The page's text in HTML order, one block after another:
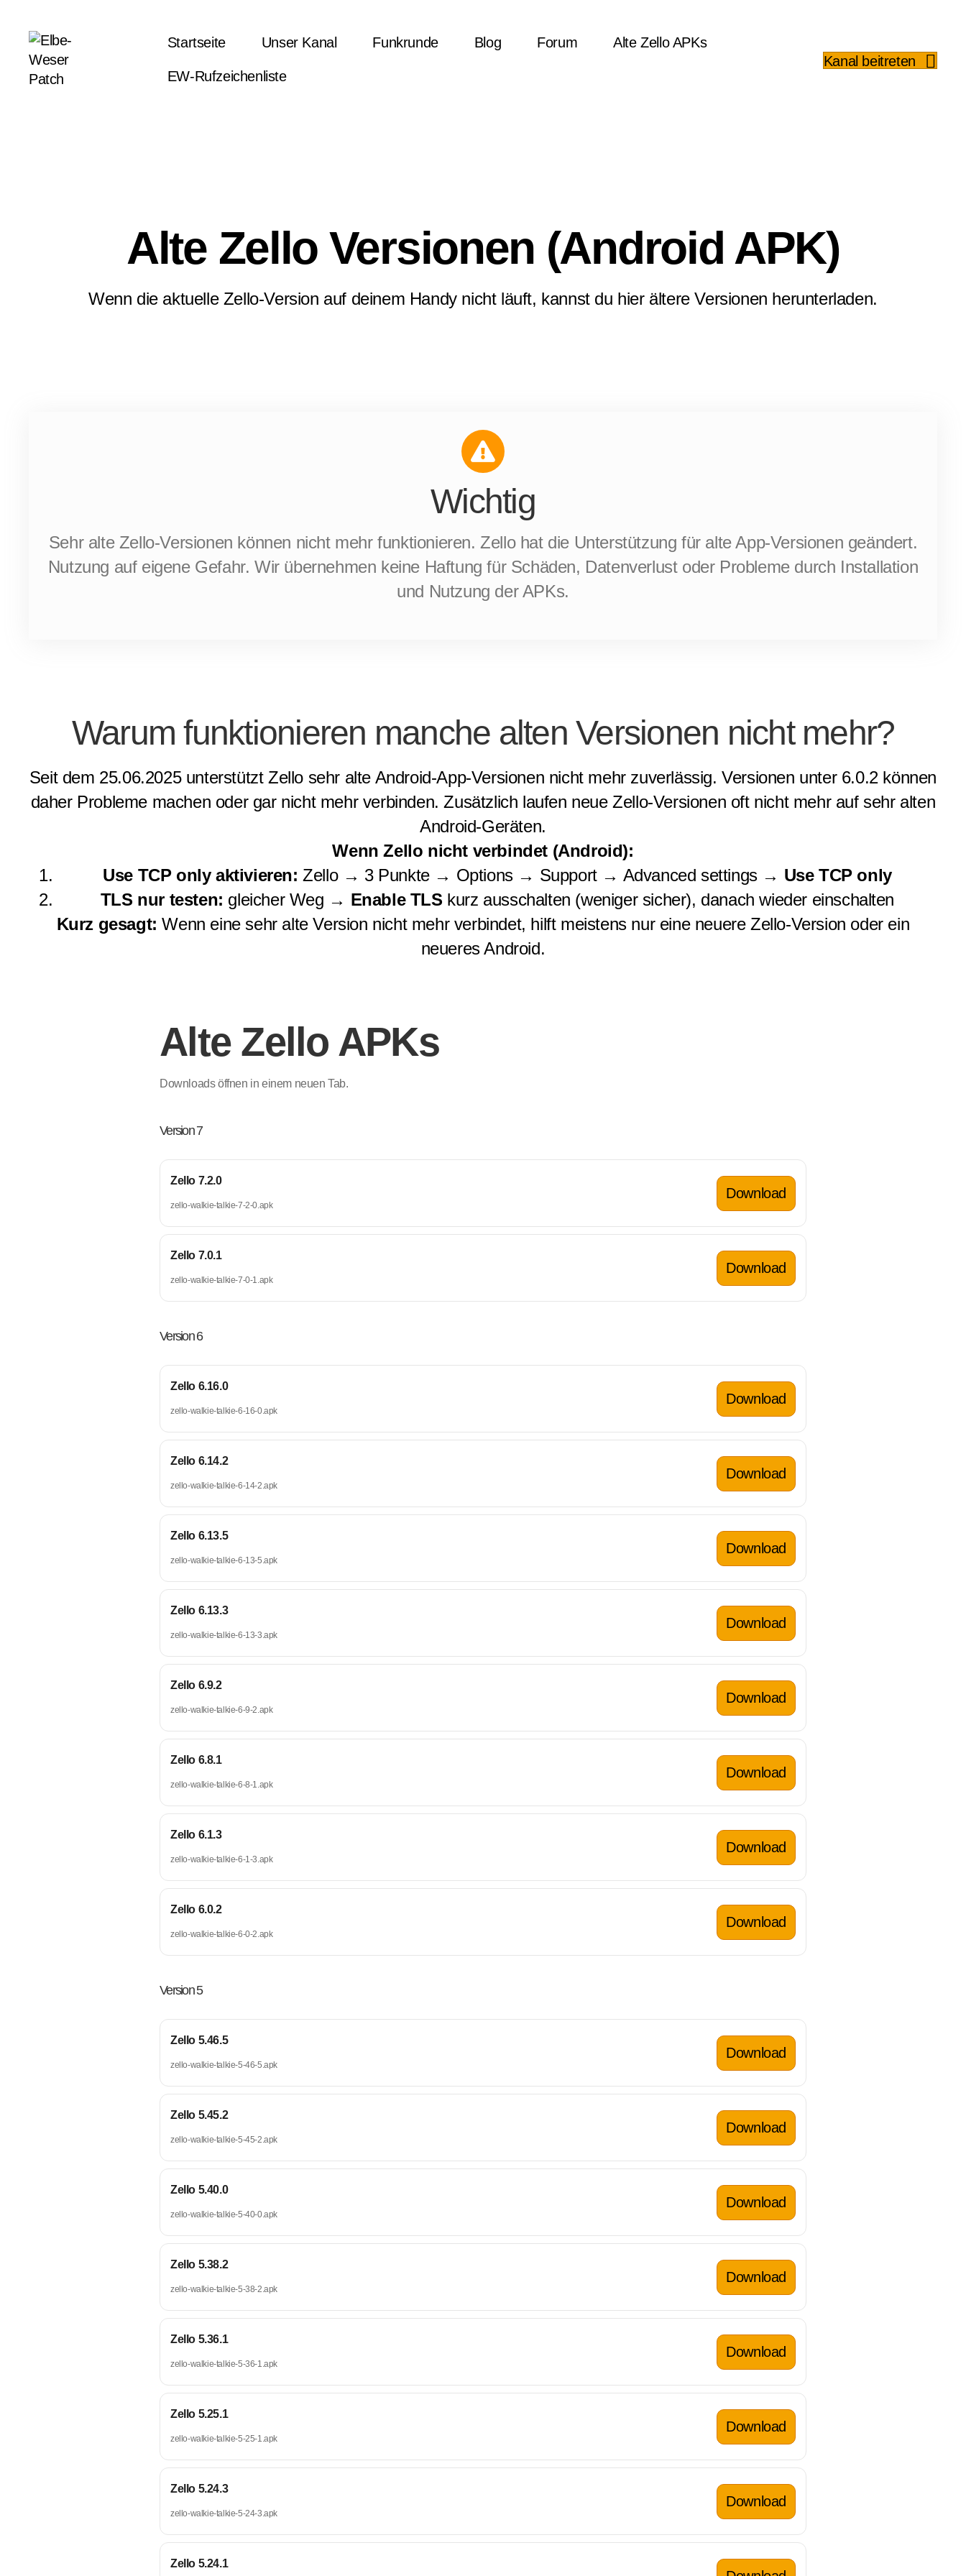
Startseite Unser Kanal Funkrunde Blog Forum Alte Zello APKs
EW-Rufzeichenliste
Kanal beitreten
Alte Zello Versionen (Android APK)
Wenn die aktuelle Zello-Version auf deinem Handy nicht läuft, kannst du hier ältere Versionen herunterladen.
Wichtig
Sehr alte Zello-Versionen können nicht mehr funktionieren. Zello hat die Unterstützung für alte App-Versionen geändert.
Nutzung auf eigene Gefahr. Wir übernehmen keine Haftung für Schäden, Datenverlust oder Probleme durch Installation
und Nutzung der APKs.
Warum funktionieren manche alten Versionen nicht mehr?
Seit dem 25.06.2025 unterstützt Zello sehr alte Android-App-Versionen nicht mehr zuverlässig. Versionen unter 6.0.2 können
daher Probleme machen oder gar nicht mehr verbinden. Zusätzlich laufen neue Zello-Versionen oft nicht mehr auf sehr alten
Android-Geräten.
Wenn Zello nicht verbindet (Android):
Use TCP only aktivieren: Zello → 3 Punkte → Options → Support → Advanced settings → Use TCP only
TLS nur testen: gleicher Weg → Enable TLS kurz ausschalten (weniger sicher), danach wieder einschalten
Kurz gesagt: Wenn eine sehr alte Version nicht mehr verbindet, hilft meistens nur eine neuere Zello-Version oder ein
neueres Android.
Alte Zello APKs
Downloads öffnen in einem neuen Tab.
Version 7
Zello 7.2.0
zello-walkie-talkie-7-2-0.apk
Download
Zello 7.0.1
zello-walkie-talkie-7-0-1.apk
Download
Version 6
Zello 6.16.0
zello-walkie-talkie-6-16-0.apk
Download
Zello 6.14.2
zello-walkie-talkie-6-14-2.apk
Download
Zello 6.13.5
zello-walkie-talkie-6-13-5.apk
Download
Zello 6.13.3
zello-walkie-talkie-6-13-3.apk
Download
Zello 6.9.2
zello-walkie-talkie-6-9-2.apk
Download
Zello 6.8.1
zello-walkie-talkie-6-8-1.apk
Download
Zello 6.1.3
zello-walkie-talkie-6-1-3.apk
Download
Zello 6.0.2
zello-walkie-talkie-6-0-2.apk
Download
Version 5
Zello 5.46.5
zello-walkie-talkie-5-46-5.apk
Download
Zello 5.45.2
zello-walkie-talkie-5-45-2.apk
Download
Zello 5.40.0
zello-walkie-talkie-5-40-0.apk
Download
Zello 5.38.2
zello-walkie-talkie-5-38-2.apk
Download
Zello 5.36.1
zello-walkie-talkie-5-36-1.apk
Download
Zello 5.25.1
zello-walkie-talkie-5-25-1.apk
Download
Zello 5.24.3
zello-walkie-talkie-5-24-3.apk
Download
Zello 5.24.1